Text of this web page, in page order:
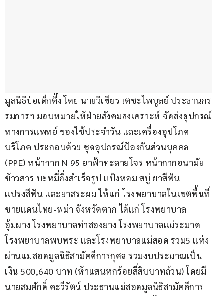
มูลนิธิป่อเต็กตึ๊ง โดย นายวิเชียร เตชะไพบูลย์ ประธานกร
รมการฯ มอบหมายให้ฝ่ายสังคมสงเคราะห์ จัดส่งอุปกรณ์
ทางการแพทย์ ของใช้ประจำวัน และเครื่องอุปโภค
บริโภค ประกอบด้วย ชุดอุปกรณ์ป้องกันส่วนบุคคล
(PPE) หน้ากาก N 95 ยาฟ้าทะลายโจร หน้ากากอนามัย
ข้าวสาร บะหมี่กึ่งสำเร็จรูป แป้งหอม สบู่ ยาสีฟัน
แปรงสีฟัน และยาสระผม ให้แก่ โรงพยาบาลในเขตพื้นที่
ชายแดนไทย-พม่า จังหวัดตาก ได้แก่ โรงพยาบาล
อุ้มผาง โรงพยาบาลท่าสองยาง โรงพยาบาลแม่ระมาด
โรงพยาบาลพบพระ และโรงพยาบาลแม่สอด รวม5 แห่ง
ผ่านแม่สอดมูลนิธิสามัคคีการกุศล รวมงบประมาณเป็น
เงิน 500,640 บาท (ห้าแสนหกร้อยสี่สิบบาทถ้วน) โดยมี
นายสมศักดิ์ คะวีรัตน์ ประธานแม่สอดมูลนิธิสามัคคีการ